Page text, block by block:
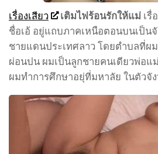
เรื่องเสียว เติมไฟร้อนรักให้แม่เรื่
ชื่อเอ้ อยู่แถบภาคเหนือตอนบนเป็น
ชายแดนประเทศลาว โดยตำบลที่ผ
ผ่อนปน ผมเป็นลูกชายคนเดียวพ่อแ
ผมทำการศึกษาอยุ่ที่มหาลัย ในตัวจั